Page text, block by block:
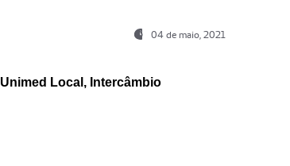
04 de maio, 2021
Unimed Local, Intercâmbio